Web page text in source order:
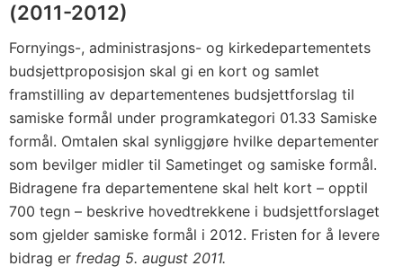
(2011-2012)
Fornyings-, administrasjons- og kirkedepartementets
budsjettproposisjon skal gi en kort og samlet
framstilling av departementenes budsjettforslag til
samiske formål under programkategori 01.33 Samiske
formål. Omtalen skal synliggjøre hvilke departementer
som bevilger midler til Sametinget og samiske formål.
Bidragene fra departementene skal helt kort – opptil
700 tegn – beskrive hovedtrekkene i budsjettforslaget
som gjelder samiske formål i 2012. Fristen for å levere
bidrag er fredag 5. august 2011.